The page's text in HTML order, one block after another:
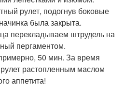
рулет, подогнув боковые
была закрыта.
перекладываем штрудель на
пергаментом.
50 мин. За время
растопленным маслом
аппетита!